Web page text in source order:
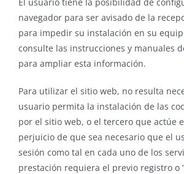
navegador para ser avisado de la
para impedir su instalación en su
consulte las instrucciones y manuales
para ampliar esta información.
Para utilizar el sitio web, no resulta
usuario permita la instalación de las
por el sitio web, o el tercero que actúe
perjuicio de que sea necesario que el
sesión como tal en cada uno de los
prestación requiera el previo registro o